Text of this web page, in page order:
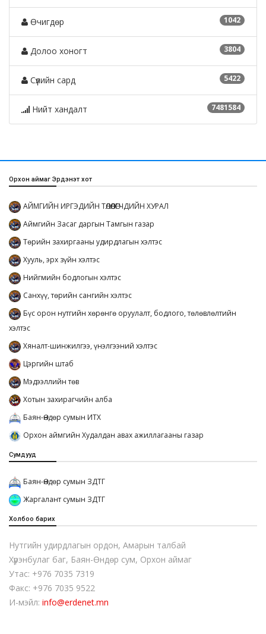
1042
Өчигдөр
3804
Долоо хоногт
5422
Сүүлийн сард
7481584
Нийт хандалт
Орхон аймаг Эрдэнэт хот
АЙМГИЙН ИРГЭДИЙН ТӨЛӨӨЛӨГЧДИЙН ХУРАЛ
Аймгийн Засаг даргын Тамгын газар
Төрийн захиргааны удирдлагын хэлтэс
Хууль, эрх зүйн хэлтэс
Нийгмийн бодлогын хэлтэс
Санхүү, төрийн сангийн хэлтэс
Бүс орон нутгийн хөрөнгө оруулалт, бодлого, төлөвлөлтийн
хэлтэс
Хяналт-шинжилгээ, үнэлгээний хэлтэс
Цэргийн штаб
Мэдээллийн төв
Хотын захирагчийн алба
Баян-Өндөр сумын ИТХ
Орхон аймгийн Худалдан авах ажиллагааны газар
Сумдууд
Баян-Өндөр сумын ЗДТГ
Жаргалант сумын ЗДТГ
Холбоо барих
Нутгийн удирдлагын ордон, Амарын талбай
Хүрэнбулаг баг, Баян-Өндөр сум, Орхон аймаг
Утас: +976 7035 7319
Факс: +976 7035 9522
И-мэйл: info@erdenet.mn